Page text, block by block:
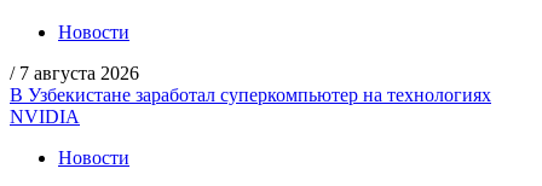
Новости
/ 7 августа 2026
В Узбекистане заработал суперкомпьютер на технологиях
NVIDIA
Новости